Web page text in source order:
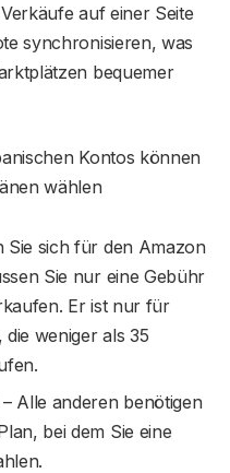
auf einer Seite
synchronisieren, was
bequemer
Kontos können
wählen
Sie sich für den Amazon
Sie nur eine Gebühr
Er ist nur für
weniger als 35
Alle anderen benötigen
bei dem Sie eine